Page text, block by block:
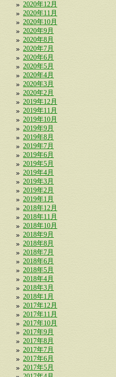
2020年12月
2020年11月
2020年10月
2020年9月
2020年8月
2020年7月
2020年6月
2020年5月
2020年4月
2020年3月
2020年2月
2019年12月
2019年11月
2019年10月
2019年9月
2019年8月
2019年7月
2019年6月
2019年5月
2019年4月
2019年3月
2019年2月
2019年1月
2018年12月
2018年11月
2018年10月
2018年9月
2018年8月
2018年7月
2018年6月
2018年5月
2018年4月
2018年3月
2018年1月
2017年12月
2017年11月
2017年10月
2017年9月
2017年8月
2017年7月
2017年6月
2017年5月